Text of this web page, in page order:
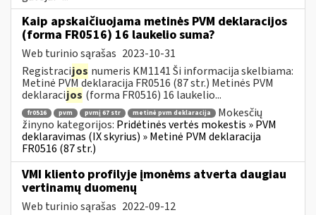
Kaip apskaičiuojama metinės PVM deklaracijos
(forma FR0516) 16 laukelio suma?
Web turinio sąrašas 2023-10-31
Registracijos numeris KM1141 Ši informacija skelbiama:
Metinė PVM deklaracija FR0516 (87 str.) Metinės PVM
deklaracijos (forma FR0516) 16 laukelio...
fr0516 pvm pvmį 67 str metinė pvm deklaracija
Mokesčių
žinyno kategorijos: Pridėtinės vertės mokestis » PVM
deklaravimas (IX skyrius) » Metinė PVM deklaracija
FR0516 (87 str.)
VMI kliento profilyje įmonėms atverta daugiau
vertinamų duomenų
Web turinio sąrašas 2022-09-12